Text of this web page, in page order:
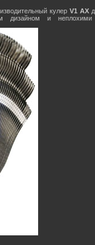
кулер V1 AX
дизайном и